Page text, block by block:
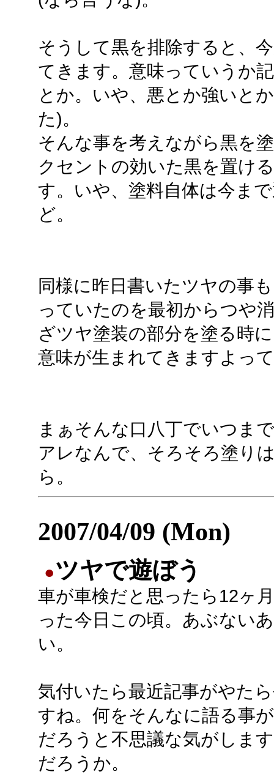
そうして黒を排除すると、
てきます。意味っていうか
とか。いや、悪とか強いと
た)。
そんな事を考えながら黒を
クセントの効いた黒を置け
す。いや、塗料自体は今ま
ど。
同様に昨日書いたツヤの事
っていたのを最初からつや
ざツヤ塗装の部分を塗る時
意味が生まれてきますよっ
まぁそんな口八丁でいつま
アレなんで、そろそろ塗り
ら。
2007/04/09 (Mon)
●ツヤで遊ぼう
車が車検だと思ったら12ヶ
った今日この頃。あぶない
い。
気付いたら最近記事がやた
すね。何をそんなに語る事
だろうと不思議な気がしま
だろうか。